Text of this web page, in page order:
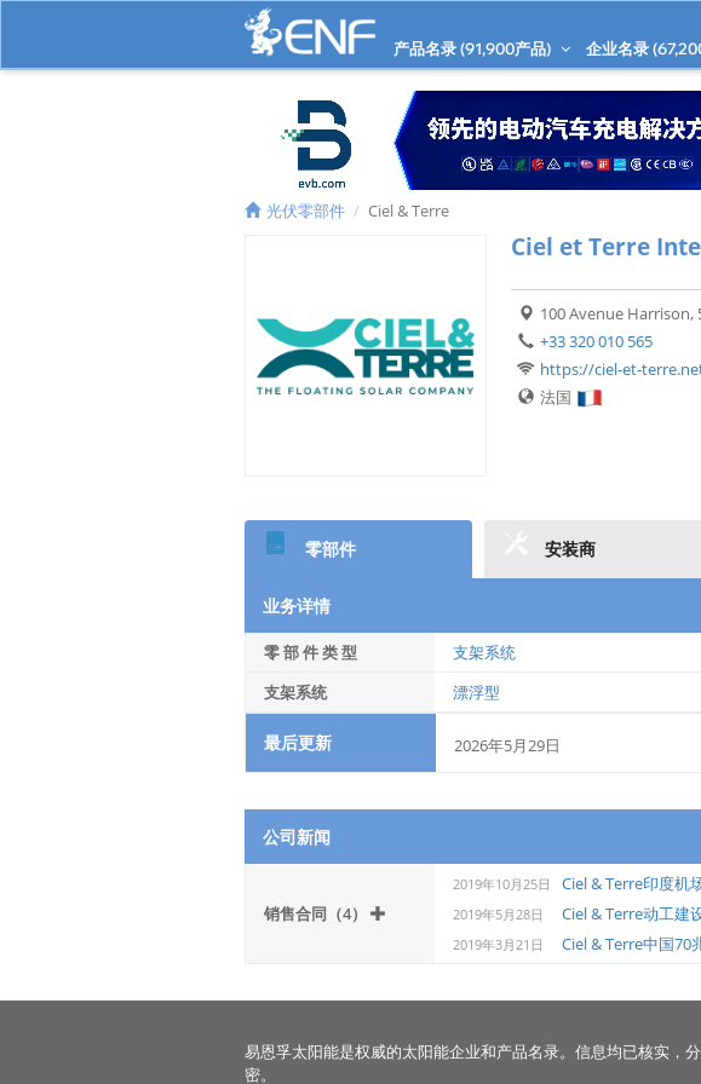
产品名录 (91,900产品) 企业名录 (
光伏零部件 Ciel & Terre
Ciel et Terre
100 Avenue Harrison,
+33 320 010 565
https://ciel-et-
法国
零部件 安装商
业务详情
零 部 件 类 型
支架系统
支架系统
漂浮型
最后更新 2026年5月29日
公司新闻
销售合同（4）
2019年10月25日 Ciel & Terre印度机
2019年5月28日 Ciel & Terre动工建
2019年3月21日 Ciel & Terre中国70
易恩孚太阳能是权威的太阳能企业和产品名录。信息均已核实，
密。